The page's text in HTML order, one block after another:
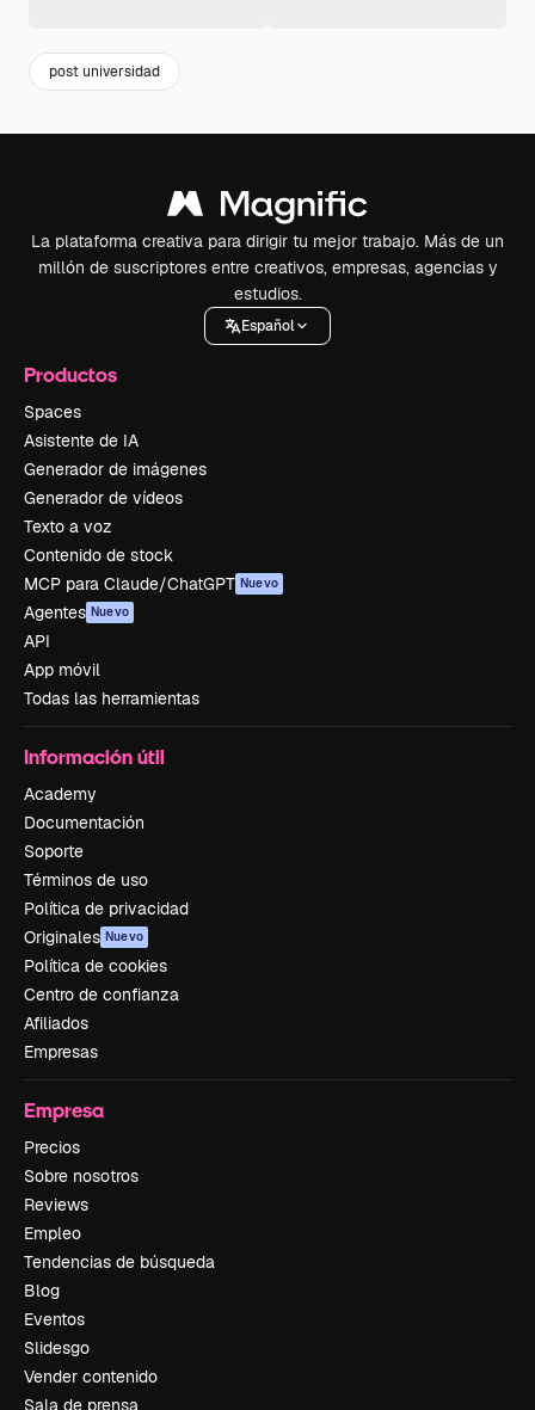
post universidad
La plataforma creativa para dirigir tu mejor trabajo. Más de un
millón de suscriptores entre creativos, empresas, agencias y
estudios.
Español
Productos
Spaces
Asistente de IA
Generador de imágenes
Generador de vídeos
Texto a voz
Contenido de stock
MCP para Claude/ChatGPT Nuevo
Agentes Nuevo
API
App móvil
Todas las herramientas
Información útil
Academy
Documentación
Soporte
Términos de uso
Política de privacidad
Originales Nuevo
Política de cookies
Centro de confianza
Afiliados
Empresas
Empresa
Precios
Sobre nosotros
Reviews
Empleo
Tendencias de búsqueda
Blog
Eventos
Slidesgo
Vender contenido
Sala de prensa